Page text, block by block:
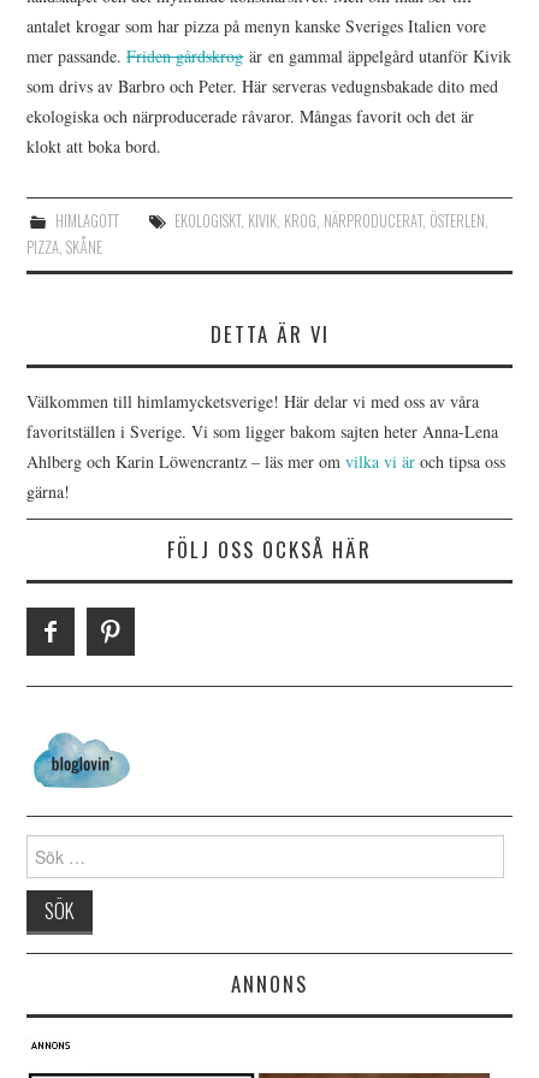
antalet krogar som har pizza på menyn kanske Sveriges Italien vore
mer passande.Friden gårdskrogär en gammal äppelgård utanför Kivik
som drivs av Barbro och Peter. Här serveras vedugnsbakade dito med
ekologiska och närproducerade råvaror. Mångas favorit och det är
klokt att boka bord.
HIMLAGOTT EKOLOGISKT, KIVIK, KROG NÄRPRODUCERAT, ÖSTERLEN
PIZZA ,SKÅNE
DETTA ÄR VI
Välkommen till himlamycketsverige! Här delar vi med oss av våra
favoritställen i Sverige. Vi som ligger bakom sajten heter Anna-Lena
Ahlberg och Karin Löwencrantz – läs mer omvilka vi är och tipsa oss
gärna!
FÖLJ OSS OCKSÅ HÄR
Search for:
ANNONS